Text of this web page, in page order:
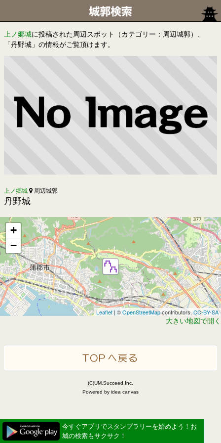
上ノ郷城に投稿された周辺スポット（カテゴリー：周辺城郭）、
「丹野城」の情報がご覧頂けます。
上ノ郷城 周辺城郭
丹野城
+
−
Leaflet | ©OpenStreetMapcontributors,CC-BY-SA
大きい地図で開く
(C)UM.Succeed,Inc.
Powered by idea canvas
今すぐアプリでスタンプラリーを始めよう！お
城の検索もサクサク！